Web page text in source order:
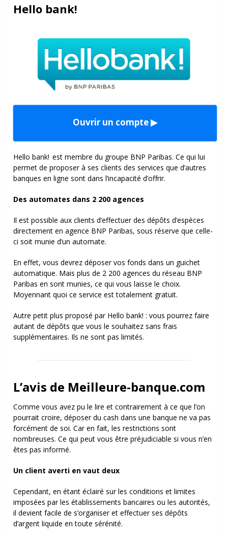
Hello bank!
Ouvrir un compte ▶
Hello bank! est membre du groupe BNP Paribas. Ce qui lui
permet de proposer à ses clients des services que d’autres
banques en ligne sont dans l’incapacité d’offrir.
Des automates dans 2 200 agences
Il est possible aux clients d’effectuer des dépôts d’espèces
directement en agence BNP Paribas, sous réserve que celle-
ci soit munie d’un automate.
En effet, vous devrez déposer vos fonds dans un guichet
automatique. Mais plus de 2 200 agences du réseau BNP
Paribas en sont munies, ce qui vous laisse le choix.
Moyennant quoi ce service est totalement gratuit.
Autre petit plus proposé par Hello bank! : vous pourrez faire
autant de dépôts que vous le souhaitez sans frais
supplémentaires. Ils ne sont pas limités.
L’avis de Meilleure-banque.com
Comme vous avez pu le lire et contrairement à ce que l’on
pourrait croire, déposer du cash dans une banque ne va pas
forcément de soi. Car en fait, les restrictions sont
nombreuses. Ce qui peut vous être préjudiciable si vous n’en
êtes pas informé.
Un client averti en vaut deux
Cependant, en étant éclairé sur les conditions et limites
imposées par les établissements bancaires ou les autorités,
il devient facile de s’organiser et effectuer ses dépôts
d’argent liquide en toute sérénité.